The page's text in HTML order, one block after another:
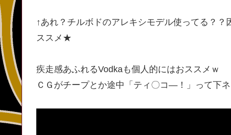
↑あれ？チルボドのアレキシモデル使ってる？
ススメ★
疾走感あふれるVodkaも個人的にはおススメｗ
ＣＧがチープとか途中「ティ〇コ―！」って下